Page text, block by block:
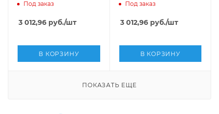
наконечником SMD ,
Под заказ
3 012,96 руб./шт
В КОРЗИНУ
наконечником SMD ,
Под заказ
3 012,96руб./шт
В КОРЗИНУ
ПОКАЗАТЬ ЕЩЕ